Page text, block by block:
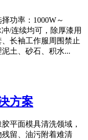
功率：1000W～
/连续均可，除厚漆用
长袖工作服周围禁止
土、砂石、积水...
方案
平面模具清洗领域，
留、油污附着难清